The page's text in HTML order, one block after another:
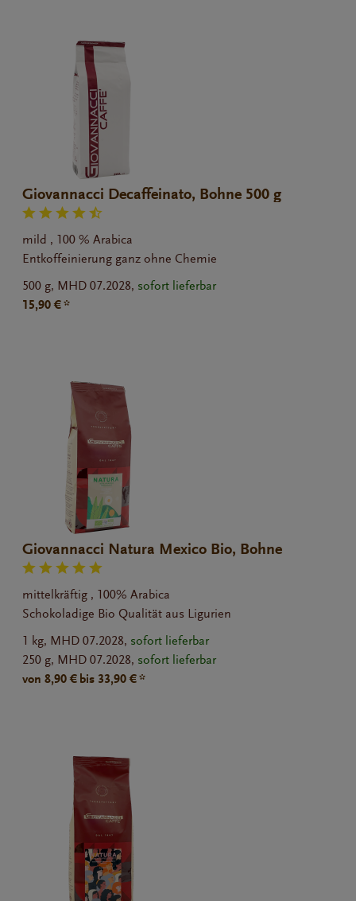
Giovannacci Decaffeinato, Bohne 500 g
mild , 100 % Arabica
Entkoffeinierung ganz ohne Chemie
500 g, MHD 07.2028, sofort lieferbar
15,90 € *
Giovannacci Natura Mexico Bio, Bohne
mittelkräftig , 100% Arabica
Schokoladige Bio Qualität aus Ligurien
1 kg, MHD 07.2028, sofort lieferbar
250 g, MHD 07.2028, sofort lieferbar
von 8,90 € bis 33,90 € *